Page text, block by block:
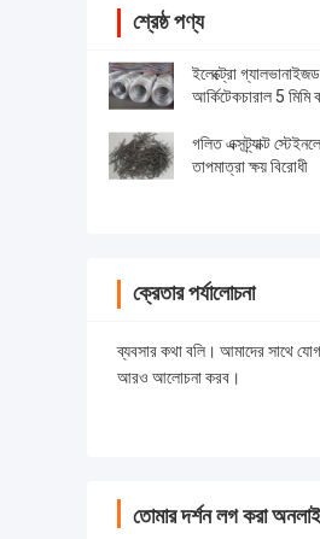
শ্রেষ্ঠ পণ্য
ইলেক্ট্রো
আর্কিটেকচারাল 5 মিমি
গলিত এক্সট্র্যাক্ট
তাপমাত্রা ক্ষয় বিরোধী
ক্রেতার পর্যালোচনা
ব্যবসার কথা বলি। আমাদের সাথে
আরও আলোচনা করব।
তোমার দর্শন লগ করা